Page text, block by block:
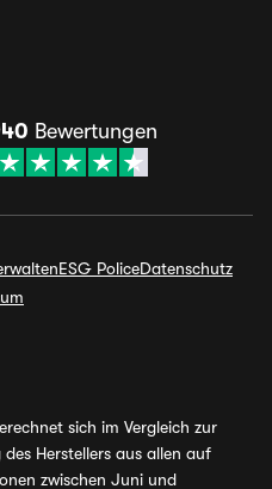
Bewertungen
ESG PoliceDatenschutz
sich im Vergleich zur
Herstellers aus allen auf
zwischen Juni und